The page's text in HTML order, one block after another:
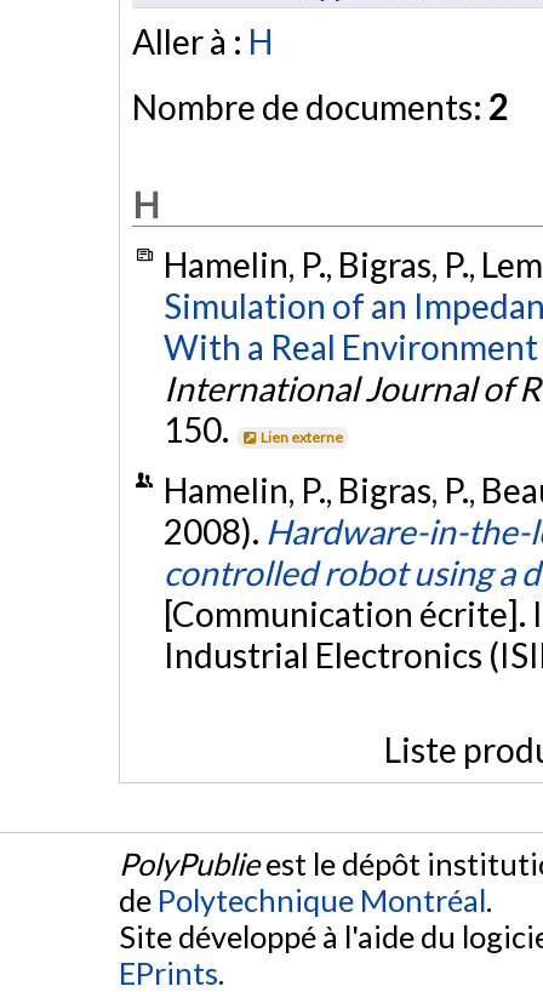
Aller à : H
Nombre de documents: 2
H
Hamelin, P., Bigras, P.,
Simulation of an
With a Real
International Journal of
150.
Lien externe
Hamelin, P., Bigras, P.,
2008). Hardware-in-the-
controlled robot using a
[Communication écrite].
Industrial Electronics
Liste
PolyPublieest le dépôt
de Polytechnique Montréal.
Site développé à l'aide du
EPrints.